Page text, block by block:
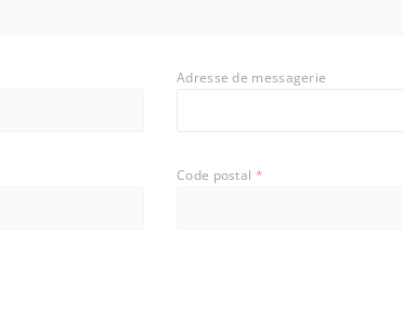
Adresse de messagerie
Code postal *